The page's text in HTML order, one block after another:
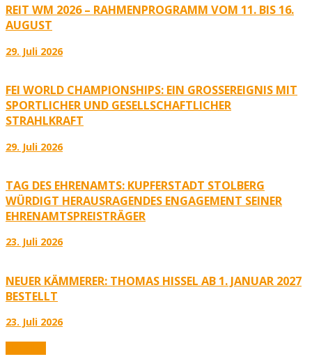
REIT WM 2026 – RAHMENPROGRAMM VOM 11. BIS 16.
AUGUST
29. Juli 2026
FEI WORLD CHAMPIONSHIPS: EIN GROSSEREIGNIS MIT S
PORTLICHER UND GESELLSCHAFTLICHER S
TRAHLKRAFT
29. Juli 2026
TAG DES EHRENAMTS: KUPFERSTADT STOLBERG
WÜRDIGT HERAUSRAGENDES ENGAGEMENT SEINER
EHRENAMTSPREISTRÄGER
23. Juli 2026
NEUER KÄMMERER: THOMAS HISSEL AB 1. JANUAR 2027
BESTELLT
23. Juli 2026